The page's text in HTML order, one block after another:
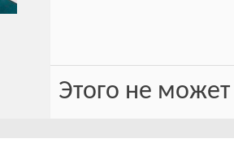
Этого не